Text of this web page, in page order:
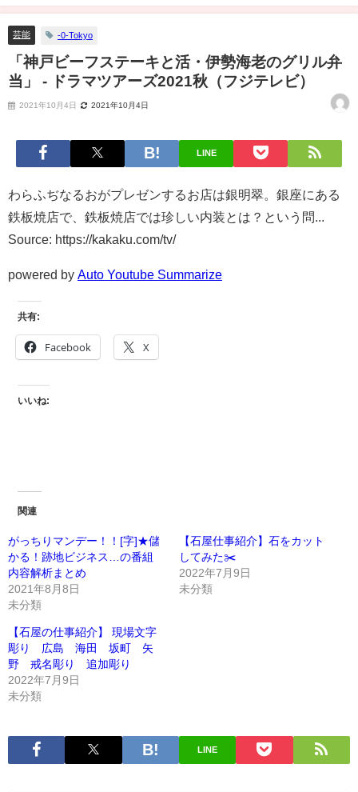
ツアーズ2021秋（フジテレビ）
芸能 -0-Tokyo
「神戸ビーフステーキと活・伊勢海老のグリル弁
当」 - ドラマツアーズ2021秋（フジテレビ）
2021年10月4日 2021年10月4日
LINE
わらふぢなるおがプレゼンするお店は銀明翠。銀座にある
鉄板焼店で、鉄板焼店では珍しい内装とは？という問...
Source: https://kakaku.com/tv/
powered by Auto Youtube Summarize
共有:
Facebook X
いいね:
関連
がっちりマンデー！！[字]★儲
かる！跡地ビジネス…の番組
内容解析まとめ
2021年8月8日
未分類
【石屋仕事紹介】石をカット
してみた✂️
2022年7月9日
未分類
【石屋の仕事紹介】 現場文字
彫り 広島 海田 坂町 矢
野 戒名彫り 追加彫り
2022年7月9日
未分類
LINE